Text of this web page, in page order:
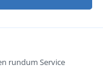
rundum Service